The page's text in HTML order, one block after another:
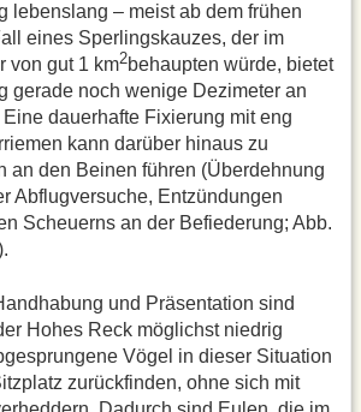
lebenslang – meist ab dem frühen
eines Sperlingskauzes, der im
von gut 1 km2behaupten würde, bietet
gerade noch wenige Dezimeter an
dauerhafte Fixierung mit eng
kann darüber hinaus zu
an den Beinen führen (Überdehnung
Abflugversuche, Entzündungen
Scheuerns an der Befiederung; Abb.
und Präsentation sind
Hohes Reck möglichst niedrig
Vögel in dieser Situation
zurückfinden, ohne sich mit